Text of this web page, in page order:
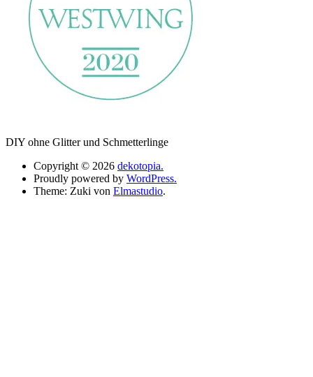
DIY ohne Glitter und Schmetterlinge
Copyright © 2026 dekotopia.
Proudly powered by WordPress.
Theme: Zuki von Elmastudio.